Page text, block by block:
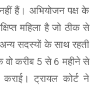
हैं। अभियोजन पक्ष के
महिला है जो ठीक से
सदस्यों के साथ रहती
वो करीब 5 से 6 महीने से
कराई। ट्रायल कोर्ट ने